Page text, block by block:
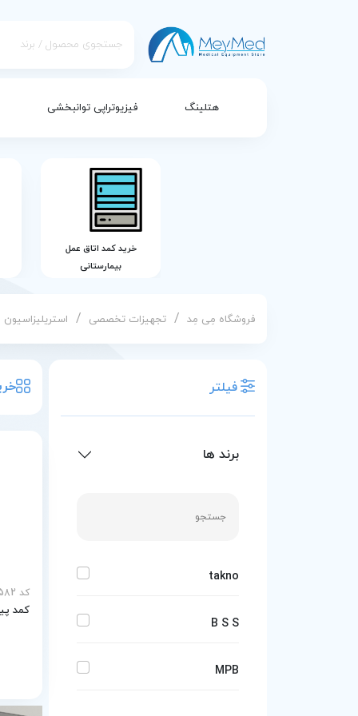
هتلینگ فیزیوتراپی توانبخشی
خرید کمد اتاق عمل
بیمارستانی
فروشگاه مِی مِد / تجهیزات تخصصی /
فیلتر
برند ها
takno
B S S
MPB
کد MEY-24582
کمد